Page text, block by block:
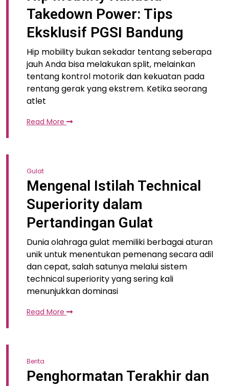
Takedown Power: Tips
Eksklusif PGSI Bandung
Hip mobility bukan sekadar tentang seberapa
jauh Anda bisa melakukan split, melainkan
tentang kontrol motorik dan kekuatan pada
rentang gerak yang ekstrem. Ketika seorang
atlet
Read More
Gulat
Mengenal Istilah Technical
Superiority dalam
Pertandingan Gulat
Dunia olahraga gulat memiliki berbagai aturan
unik untuk menentukan pemenang secara adil
dan cepat, salah satunya melalui sistem
technical superiority yang sering kali
menunjukkan dominasi
Read More
Berita
Penghormatan Terakhir dan